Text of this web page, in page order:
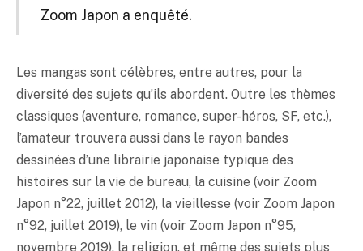
Zoom Japon a enquêté.
Les mangas sont célèbres, entre autres, pour la
diversité des sujets qu’ils abordent. Outre les thèmes
classiques (aventure, romance, super-héros, SF, etc.),
l’amateur trouvera aussi dans le rayon bandes
dessinées d’une librairie japonaise typique des
histoires sur la vie de bureau, la cuisine (voir Zoom
Japon n°22, juillet 2012), la vieillesse (voir Zoom Japon
n°92, juillet 2019), le vin (voir Zoom Japon n°95,
novembre 2019), la religion, et même des sujets plus